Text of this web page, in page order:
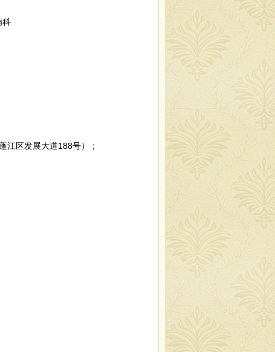
科
江区发展大道188号）；